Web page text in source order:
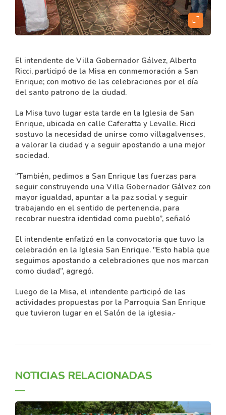
expand_content
El intendente de Villa Gobernador Gálvez, Alberto
Ricci, participó de la Misa en conmemoración a San
Enrique; con motivo de las celebraciones por el día
del santo patrono de la ciudad.
La Misa tuvo lugar esta tarde en la Iglesia de San
Enrique, ubicada en calle Caferatta y Levalle. Ricci
sostuvo la necesidad de unirse como villagalvenses,
a valorar la ciudad y a seguir apostando a una mejor
sociedad.
“También, pedimos a San Enrique las fuerzas para
seguir construyendo una Villa Gobernador Gálvez con
mayor igualdad, apuntar a la paz social y seguir
trabajando en el sentido de pertenencia, para
recobrar nuestra identidad como pueblo”, señaló
El intendente enfatizó en la convocatoria que tuvo la
celebración en la Iglesia San Enrique. "Esto habla que
seguimos apostando a celebraciones que nos marcan
como ciudad”, agregó.
Luego de la Misa, el intendente participó de las
actividades propuestas por la Parroquia San Enrique
que tuvieron lugar en el Salón de la iglesia.-
NOTICIAS RELACIONADAS